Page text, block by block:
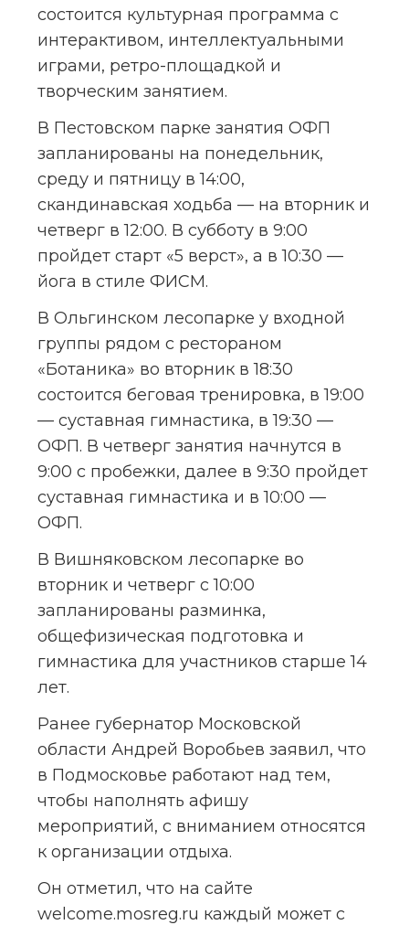
состоится культурная программа с
интерактивом, интеллектуальными
играми, ретро-площадкой и
творческим занятием.
В Пестовском парке занятия ОФП
запланированы на понедельник,
среду и пятницу в 14:00,
скандинавская ходьба — на вторник и
четверг в 12:00. В субботу в 9:00
пройдет старт «5 верст», а в 10:30 —
йога в стиле ФИСМ.
В Ольгинском лесопарке у входной
группы рядом с рестораном
«Ботаника» во вторник в 18:30
состоится беговая тренировка, в 19:00
— суставная гимнастика, в 19:30 —
ОФП. В четверг занятия начнутся в
9:00 с пробежки, далее в 9:30 пройдет
суставная гимнастика и в 10:00 —
ОФП.
В Вишняковском лесопарке во
вторник и четверг с 10:00
запланированы разминка,
общефизическая подготовка и
гимнастика для участников старше 14
лет.
Ранее губернатор Московской
области Андрей Воробьев заявил, что
в Подмосковье работают над тем,
чтобы наполнять афишу
мероприятий, с вниманием относятся
к организации отдыха.
Он отметил, что на сайте
welcome.mosreg.ru каждый может с